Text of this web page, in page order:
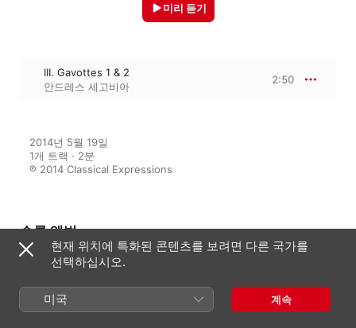
미리 듣기
III. Gavottes 1 & 2
안드레스 세고비아
2:50
2014년 5월 19일
1개 트랙 · 2분
℗ 2014 Classical Expressions
수록 앨범
Flying: Calm & Soothing
Classical Music for Airports and
현재 위치에 특화된 콘텐츠를 보려면 다른 국가를
선택하십시오.
미국 계속